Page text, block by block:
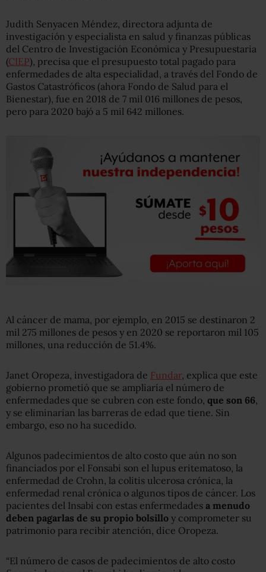
Judith Senyacen Méndez, directora adjunta de
investigación y especialista en salud y finanzas públicas
del Centro de Investigación Económica y Presupuestaria
(CIEP), precisa que el presupuesto total pagado para
enfermedades de alta especialidad, a través del Fondo de
Gastos Catastróficos (ahora Fondo de Salud para el
Bienestar), fue en 2018 de 7 mil 016 millones de pesos,
pero para 2020 bajó a 5 mil 642 millones.
Al cáncer de mama, por ejemplo, en 2015 se destinaron 2
mil 275 millones de pesos y en 2020 se reportaron mil 105
millones, una reducción de 51.4%.
Janet Oropeza, investigadora de Fundar, explica que este
gobierno prometió que se ampliaría el número de
enfermedades que se cubren con este fondo, que son 66
y se eliminarían las barreras de edad que tiene. Sin
embargo, eso no ha sucedido.
Algunos padecimientos de alto costo que aún no son
financiados por el Fonsabi son el lupus eritematoso, la
enfermedad de Crohn, la colitis ulcerosa crónica, la
enfermedad renal crónica o algunos tipos de cáncer. Los
pacientes del Insabi con estas enfermedades a menudo
deben pagarlas de su propio bolsillo y comprometer su
patrimonio para recibir atención, dice Oropeza.
“El número de casos de padecimientos de alto costo